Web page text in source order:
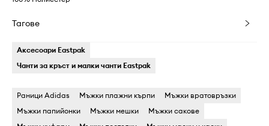
Тагове
Аксесоари Eastpak
Чанти за кръст и малки чанти Eastpak
Раници Adidas Мъжки плажни кърпи
Мъжки вратовръзки
Мъжки папийонки
Мъжки мешки
Мъжки сакове